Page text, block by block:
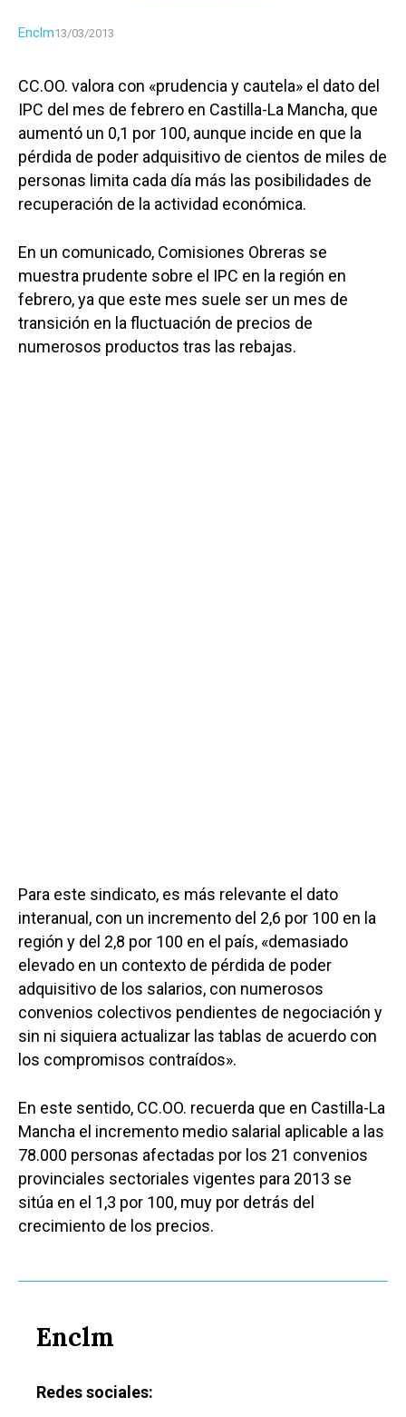
Enclm13/03/2013
CC.OO. valora con «prudencia y cautela» el dato del
IPC del mes de febrero en Castilla-La Mancha, que
aumentó un 0,1 por 100, aunque incide en que la
pérdida de poder adquisitivo de cientos de miles de
personas limita cada día más las posibilidades de
recuperación de la actividad económica.
En un comunicado, Comisiones Obreras se
muestra prudente sobre el IPC en la región en
febrero, ya que este mes suele ser un mes de
transición en la fluctuación de precios de
numerosos productos tras las rebajas.
Para este sindicato, es más relevante el dato
interanual, con un incremento del 2,6 por 100 en la
región y del 2,8 por 100 en el país, «demasiado
elevado en un contexto de pérdida de poder
adquisitivo de los salarios, con numerosos
convenios colectivos pendientes de negociación y
sin ni siquiera actualizar las tablas de acuerdo con
los compromisos contraídos».
En este sentido, CC.OO. recuerda que en Castilla-La
Mancha el incremento medio salarial aplicable a las
78.000 personas afectadas por los 21 convenios
provinciales sectoriales vigentes para 2013 se
sitúa en el 1,3 por 100, muy por detrás del
crecimiento de los precios.
Enclm
Redes sociales: